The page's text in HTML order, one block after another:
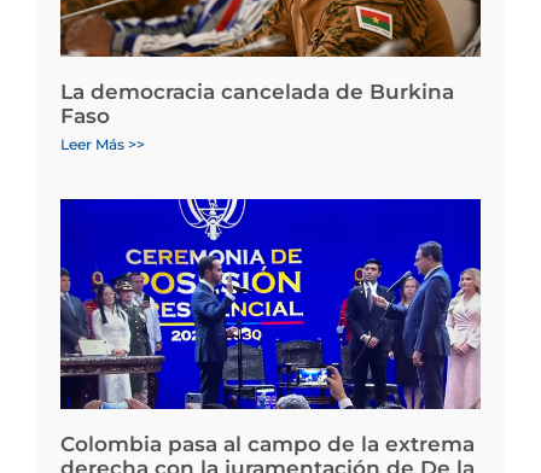
La democracia cancelada de Burkina
Faso
Leer Más >>
Colombia pasa al campo de la extrema